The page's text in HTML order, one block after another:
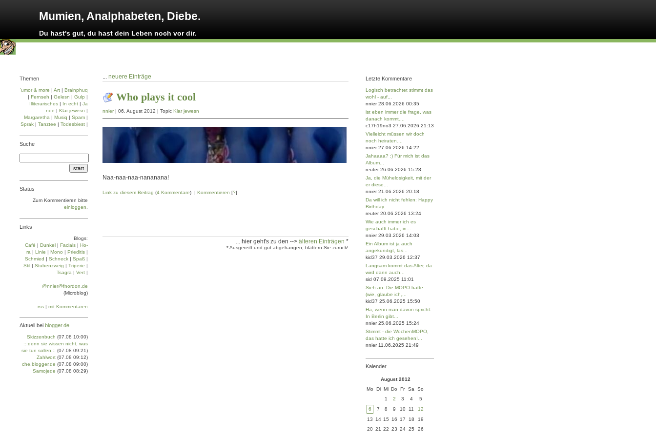
Mumien, Analphabeten, Diebe.
Du hast's gut, du hast dein Leben noch vor dir.
... neuere Einträge
Who plays it cool
nnier| 06. August 2012 | Topic Klar jewesn
Naa-naa-naa-nananana!
Link zu diesem Beitrag (4 Kommentare) | Kommentieren [?]
... hier geht's zu den --> älteren Einträgen *
* Ausgereift und gut abgehangen, blättern Sie zurück!
Themen
'umor & more | Art | Brainphuq
| Fernseh | Gelesn | Gulp |
Illiterarisches | In echt | Ja
nee | Klar jewesn |
Margaretha | Musiq | Spam |
Sprak | Tanztee | Todesbiest |
Suche
Status
Zum Kommentieren bitte
einloggen
Links
Blogs:
Café | Dun­kel | Facials | Ho­
ra | Linie | Mo­no | Prie­di­tis |
Schmied | Schneck | Spaß |
Stil | Stu­ben­zweig | Tri­pe­rie |
Tsa­gra | Vert |
@nnier@fnordon.de
(Microblog)
rss | mit Kommentaren
Aktuell bei blogger.de
Skizzenbuch (07.08 10:00)
:::denn sie wissen nicht, was
sie tun sollen::: (07.08 09:21)
Zahlwort (07.08 09:12)
che.blogger.de (07.08 09:00)
Samojede (07.08 08:29)
Letzte Kommentare
Logisch betrachtet stimmt das
wohl - auf...
nnier 28.06.2026 00:35
ist eben immer die frage, was
danach kommt....
c17h19no3 27.06.2026 21:13
Vielleicht müssen wir doch
noch heiraten....
nnier 27.06.2026 14:22
Jahaaaa? :) Für mich ist das
Album...
reuter 26.06.2026 15:28
Ja, die Mühelosigkeit, mit der
er diese...
nnier 21.06.2026 20:18
Da will ich nicht fehlen: Happy
Birthday...
reuter 20.06.2026 13:24
Wie auch immer ich es
geschafft habe, in...
nnier 29.03.2026 14:03
Ein Album ist ja auch
angekündigt, las...
kid37 29.03.2026 12:37
Langsam kommt das Alter, da
wird dann auch...
sid 07.09.2025 11:01
Sieh an. Die MOPO hatte
(wie, glaube ich,...
kid37 25.06.2025 15:50
Ha, wenn man davon spricht:
In Berlin gibt...
nnier 25.06.2025 15:24
Stimmt - die WochenMOPO,
das hatte ich gesehen!...
nnier 11.06.2025 21:49
Kalender
August 2012
Mo
Di Mi Do Fr Sa
So
1
2 3 4
5
6
7 8 9 10 11
12
13
14 15 16 17 18
19
20 21 22 23 24 25
26